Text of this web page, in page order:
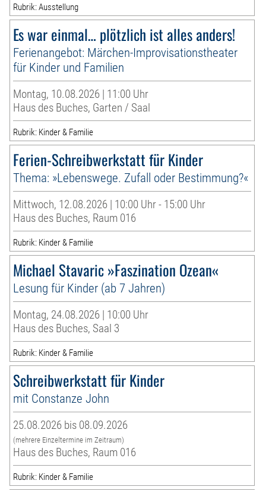
Rubrik: Ausstellung
Es war einmal… plötzlich ist alles anders!
Ferienangebot: Märchen-Improvisationstheater
für Kinder und Familien
Montag, 10.08.2026 | 11:00 Uhr
Haus des Buches, Garten / Saal
Rubrik: Kinder & Familie
Ferien-Schreibwerkstatt für Kinder
Thema: »Lebenswege. Zufall oder Bestimmung?«
Mittwoch, 12.08.2026 | 10:00 Uhr - 15:00 Uhr
Haus des Buches, Raum 016
Rubrik: Kinder & Familie
Michael Stavaric »Faszination Ozean«
Lesung für Kinder (ab 7 Jahren)
Montag, 24.08.2026 | 10:00 Uhr
Haus des Buches, Saal 3
Rubrik: Kinder & Familie
Schreibwerkstatt für Kinder
mit Constanze John
25.08.2026 bis 08.09.2026
(mehrere Einzeltermine im Zeitraum)
Haus des Buches, Raum 016
Rubrik: Kinder & Familie